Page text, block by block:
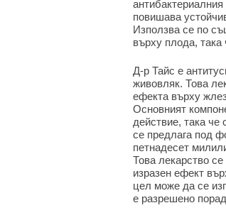
повишава
Използва се по
върху плода,
Д-р Тайс е
живовляк. Това
ефекта върху
Основният
действие, така
се предлага под
петнадесет
Това лекарство
изразен ефект
цел може да се
е разрешено